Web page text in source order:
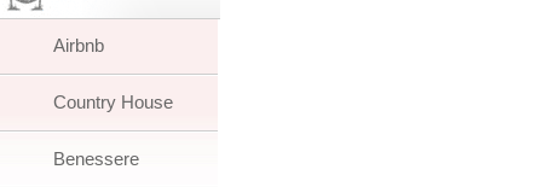
Airbnb
Country House
Benessere